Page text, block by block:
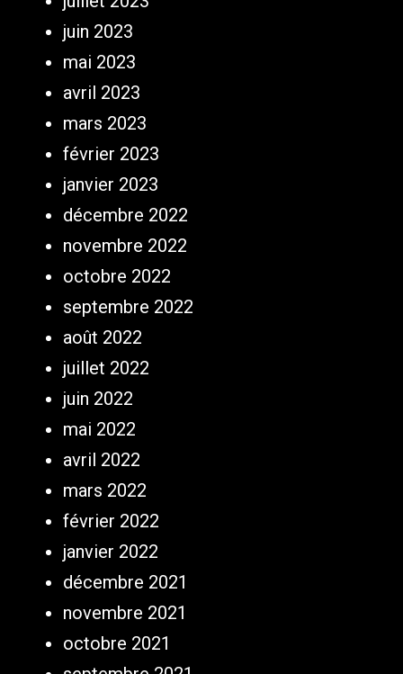
juin 2023
mai 2023
avril 2023
mars 2023
février 2023
janvier 2023
décembre 2022
novembre 2022
octobre 2022
septembre 2022
août 2022
juillet 2022
juin 2022
mai 2022
avril 2022
mars 2022
février 2022
janvier 2022
décembre 2021
novembre 2021
octobre 2021